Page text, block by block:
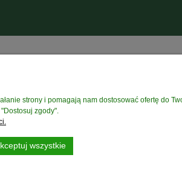
Czas i koszty dostawy
strony i pomagają nam dostosować ofertę do
zgody".
wszystkie